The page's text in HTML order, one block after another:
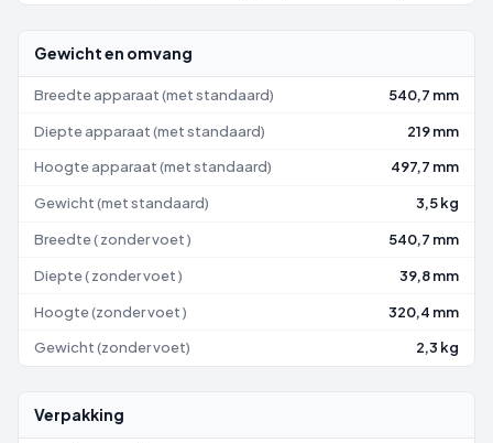
Gewicht en omvang
Breedte apparaat (met standaard) 540,7 mm
Diepte apparaat (met standaard) 219 mm
Hoogte apparaat (met standaard) 497,7 mm
Gewicht (met standaard) 3,5 kg
Breedte ( zonder voet ) 540,7 mm
Diepte ( zonder voet ) 39,8 mm
Hoogte (zonder voet ) 320,4 mm
Gewicht (zonder voet) 2,3 kg
Verpakking